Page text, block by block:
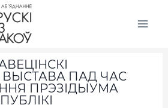
ПАД ЧАС
ПРЭЗІДЫУМА